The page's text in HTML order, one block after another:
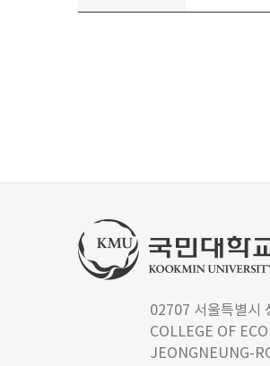
02707 서울특별시
COLLEGE OF
JEONGNEUNG-